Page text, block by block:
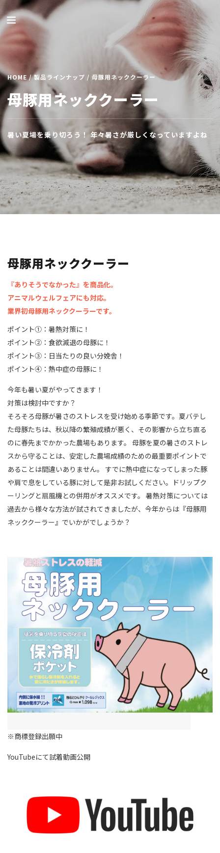
HOME /製品ラインナップ / 母豚用ネッククーラー
母豚用ネッククーラー
暑い夏場を乗り切ろう！ 年々暑さが厳しくなっていますよね
母豚用ネッククーラー
『ありそうでなかった』を商品化。
アニマルウェルフェアにも対応。
業界初母豚用ネッククーラーです。
ポイント①：暑熱対策に！
ポイント②：食欲減退の母豚に！
ポイント③：日当たりの良い分娩舎！
ポイント④：熱中症の母豚に！
今年も暑い夏がやってきます！
対策は検討中ですか？
そろそろ母豚が暑さのストレスを受け始める季節です。夏バテし
た母豚たちは、秋以降の繁殖成績が悪く、その影響から立ち直る
のに春先までかかった農場もあります。 母豚を夏の暑さのストレ
スから守ることは、安定した農場成績のための最重要ポイントで
あることは間違いありません。 すでに熱中症になってしまった豚
や肩で息をしている豚に対して是非お試しください。ドリップク
ーリングと扇風機との併用がオススメです。 暑熱対策については
過去から様々な方法が試されてきましたが、今年からは『母豚用
ネッククーラー』でいかがでしょうか？
※商標登録出願中
YouTubeにて試着動画公開